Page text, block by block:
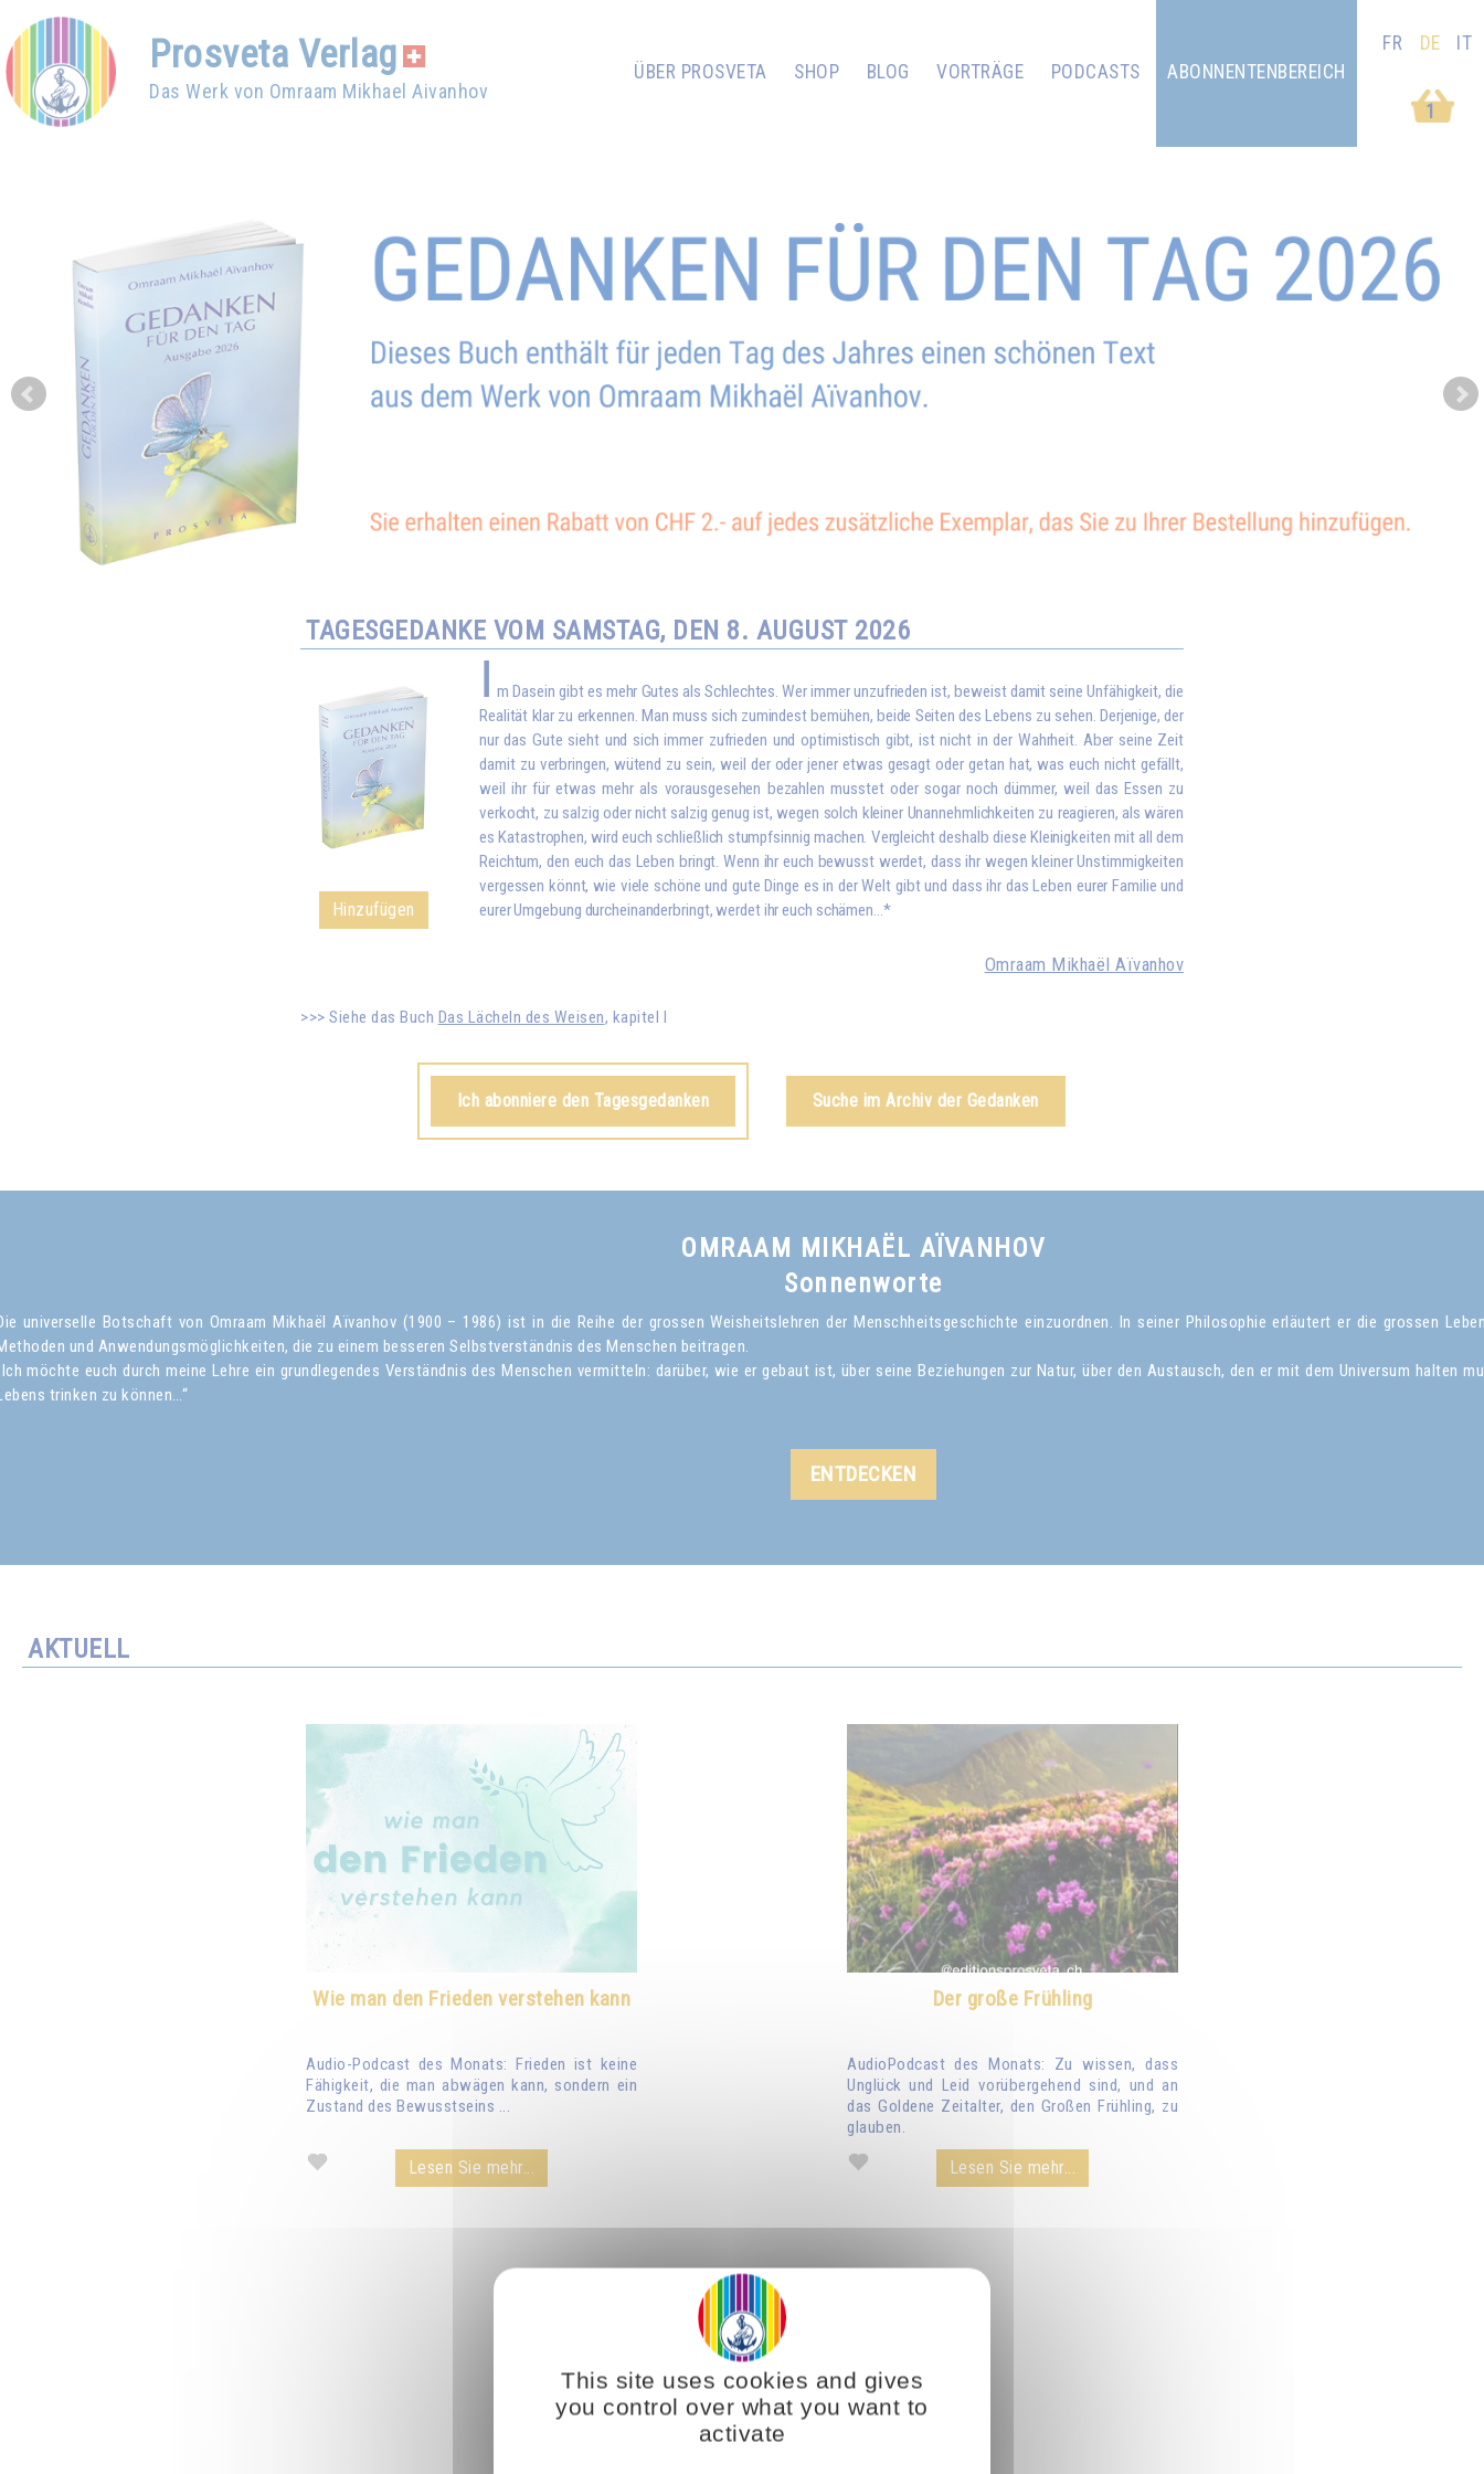
Prosveta Verlag
Das Werk von Omraam Mikhael Aivanhov
ÜBER PROSVETA SHOP BLOG VORTRÄGE
PODCASTS
1
ABONNENTENBEREICH
FR DE IT
Prev Next
TAGESGEDANKE VOM SAMSTAG, DEN 8. AUGUST 2026
Hinzufügen
I m Dasein gibt es mehr Gutes als Schlechtes. Wer immer unzufrieden ist, beweist damit seine Unfähigkeit, die
Realität klar zu erkennen. Man muss sich zumindest bemühen, beide Seiten des Lebens zu sehen. Derjenige, der
nur das Gute sieht und sich immer zufrieden und optimistisch gibt, ist nicht in der Wahrheit. Aber seine Zeit
damit zu verbringen, wütend zu sein, weil der oder jener etwas gesagt oder getan hat, was euch nicht gefällt,
weil ihr für etwas mehr als vorausgesehen bezahlen musstet oder sogar noch dümmer, weil das Essen zu
verkocht, zu salzig oder nicht salzig genug ist, wegen solch kleiner Unannehmlichkeiten zu reagieren, als wären
es Katastrophen, wird euch schließlich stumpfsinnig machen. Vergleicht deshalb diese Kleinigkeiten mit all dem
Reichtum, den euch das Leben bringt. Wenn ihr euch bewusst werdet, dass ihr wegen kleiner Unstimmigkeiten
vergessen könnt, wie viele schöne und gute Dinge es in der Welt gibt und dass ihr das Leben eurer Familie und
eurer Umgebung durcheinanderbringt, werdet ihr euch schämen...*
Omraam Mikhaël Aïvanhov
Siehe das Buch Das Lächeln des Weisen, kapitel I
Ich abonniere den Tagesgedanken Suche im Archiv der Gedanken
OMRAAM MIKHAËL AÏVANHOV
Sonnenworte
universelle Botschaft von Omraam Mikhaël Aïvanhov (1900 – 1986) ist in die Reihe der grossen Weisheitslehren der Menschheitsgeschichte einzuordnen. In seiner Philosophie erläutert er die grossen
und Anwendungsmöglichkeiten, die zu einem besseren Selbstverständnis des Menschen beitragen.
möchte euch durch meine Lehre ein grundlegendes Verständnis des Menschen vermitteln: darüber, wie er gebaut ist, über seine Beziehungen zur Natur, über den Austausch, den er mit dem Universum halten
trinken zu können…“
ENTDECKEN
AKTUELL
Wie man den Frieden verstehen kann
Audio-Podcast des Monats: Frieden ist keine
Fähigkeit, die man abwägen kann, sondern ein
Zustand des Bewusstseins ...
Lesen Sie mehr...
Der große Frühling
AudioPodcast des Monats: Zu wissen, dass
Unglück und Leid vorübergehend sind, und an
das Goldene Zeitalter, den Großen Frühling, zu
glauben.
Lesen Sie mehr...
This site uses cookies and gives
you control over what you want to
activate